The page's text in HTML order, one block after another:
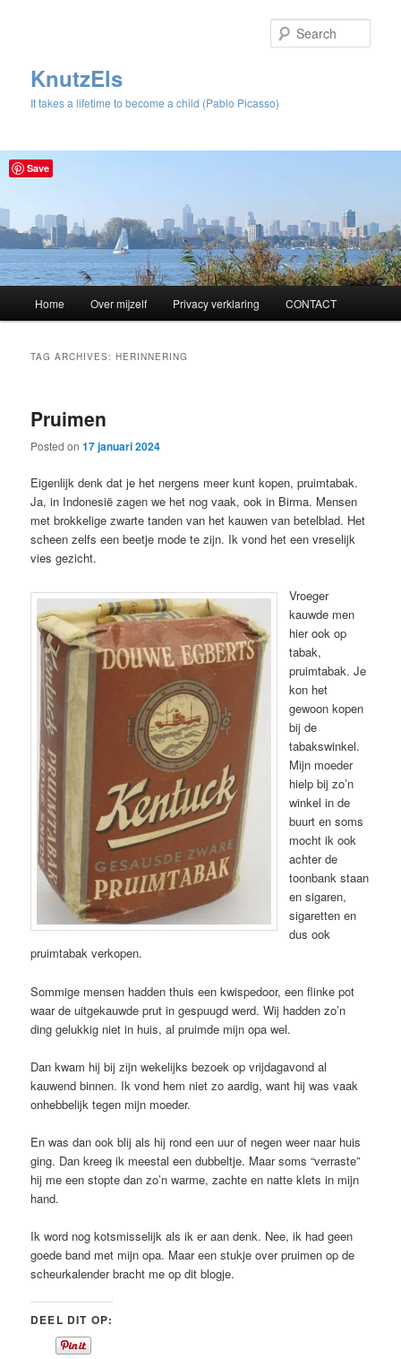
KnutzEls
It takes a lifetime to become a child (Pablo Picasso)
Skip
content
Skip
content
Home Over mijzelf Privacy verklaring CONTACT
TAG ARCHIVES:HERINNERING
Pruimen
Posted on17 januari 2024
Eigenlijk denk dat je het nergens meer kunt kopen, pruimtabak.
Ja, in Indonesië zagen we het nog vaak, ook in Birma. Mensen
met brokkelige zwarte tanden van het kauwen van betelblad. Het
scheen zelfs een beetje mode te zijn. Ik vond het een vreselijk
vies gezicht.
Vroeger
kauwde men
hier ook op
tabak,
pruimtabak. Je
kon het
gewoon kopen
bij de
tabakswinkel.
Mijn moeder
hielp bij zo’n
winkel in de
buurt en soms
mocht ik ook
achter de
toonbank staan
en sigaren,
sigaretten en
dus ook
pruimtabak verkopen.
Sommige mensen hadden thuis een kwispedoor, een flinke pot
waar de uitgekauwde prut in gespuugd werd. Wij hadden zo’n
ding gelukkig niet in huis, al pruimde mijn opa wel.
Dan kwam hij bij zijn wekelijks bezoek op vrijdagavond al
kauwend binnen. Ik vond hem niet zo aardig, want hij was vaak
onhebbelijk tegen mijn moeder.
En was dan ook blij als hij rond een uur of negen weer naar huis
ging. Dan kreeg ik meestal een dubbeltje. Maar soms “verraste”
hij me een stopte dan zo’n warme, zachte en natte klets in mijn
hand.
Ik word nog kotsmisselijk als ik er aan denk. Nee, ik had geen
goede band met mijn opa. Maar een stukje over pruimen op de
scheurkalender bracht me op dit blogje.
DEEL DIT OP:
Save